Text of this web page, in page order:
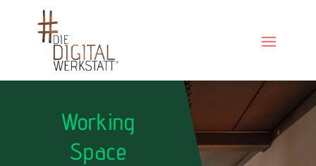
Working
Space